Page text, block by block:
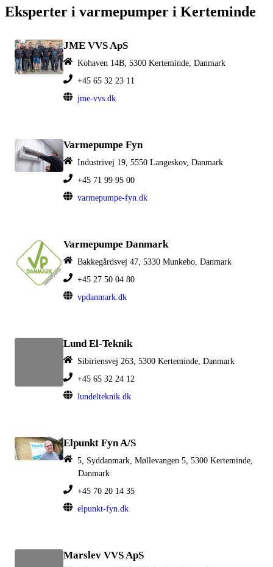
Eksperter i varmepumper i Kerteminde
JME VVS ApS
Kohaven 14B, 5300 Kerteminde, Danmark
+45 65 32 23 11
jme-vvs.dk
Varmepumpe Fyn
Industrivej 19, 5550 Langeskov, Danmark
+45 71 99 95 00
varmepumpe-fyn.dk
Varmepumpe Danmark
Bakkegårdsvej 47, 5330 Munkebo, Danmark
+45 27 50 04 80
vpdanmark.dk
Lund El-Teknik
Sibiriensvej 263, 5300 Kerteminde, Danmark
+45 65 32 24 12
lundelteknik.dk
Elpunkt Fyn A/S
5, Syddanmark, Møllevangen 5, 5300 Kerteminde,
Danmark
+45 70 20 14 35
elpunkt-fyn.dk
Marslev VVS ApS